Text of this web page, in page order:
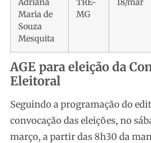
Maria de
Souza
Mesquita
MG
AGE para eleição da
Eleitoral
Seguindo a programação do
convocação das eleições, no
março, a partir das 8h30 da